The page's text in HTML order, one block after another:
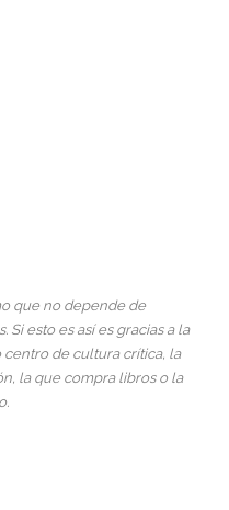
que no depende de
esto es así es gracias a la
de cultura crítica, la
la que compra libros o la